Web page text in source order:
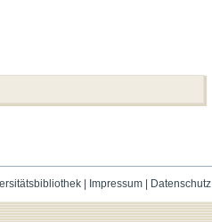
| Impressum| Datenschutz